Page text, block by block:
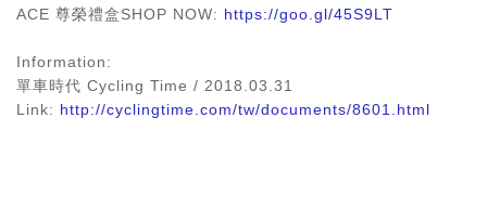
ACE 尊榮禮盒SHOP NOW: https://goo.gl/45S9LT
Information:
單車時代 Cycling Time / 2018.03.31
Link: http://cyclingtime.com/tw/documents/8601.html